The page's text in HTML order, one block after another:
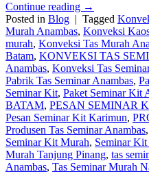
Continue reading →
Posted in Blog | Tagged
Murah Anambas, Konveksi
murah, Konveksi Tas Murah
Batam, KONVEKSI TAS
Anambas, Konveksi Tas
Pabrik Tas Seminar Anambas,
Seminar Kit, Paket Seminar Kit
BATAM, PESAN SEMINAR
Pesan Seminar Kit Karimun,
Produsen Tas Seminar Anambas,
Seminar Kit Murah, Seminar
Murah Tanjung Pinang, tas
Anambas, Tas Seminar Murah